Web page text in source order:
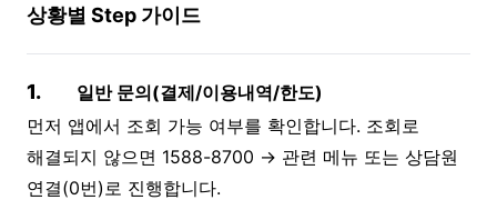
상황별 Step 가이드
1.
일반 문의(결제/이용내역/한도)
먼저 앱에서 조회 가능 여부를 확인합니다. 조회로
해결되지 않으면 1588-8700 → 관련 메뉴 또는 상담원
연결(0번)로 진행합니다.